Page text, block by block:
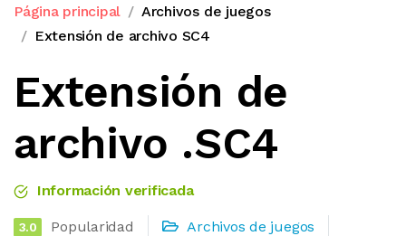
Página principal
Archivos de juegos
Extensión de archivo SC4
Extensión de
archivo .SC4
Información verificada
3.0 Popularidad Archivos de juegos